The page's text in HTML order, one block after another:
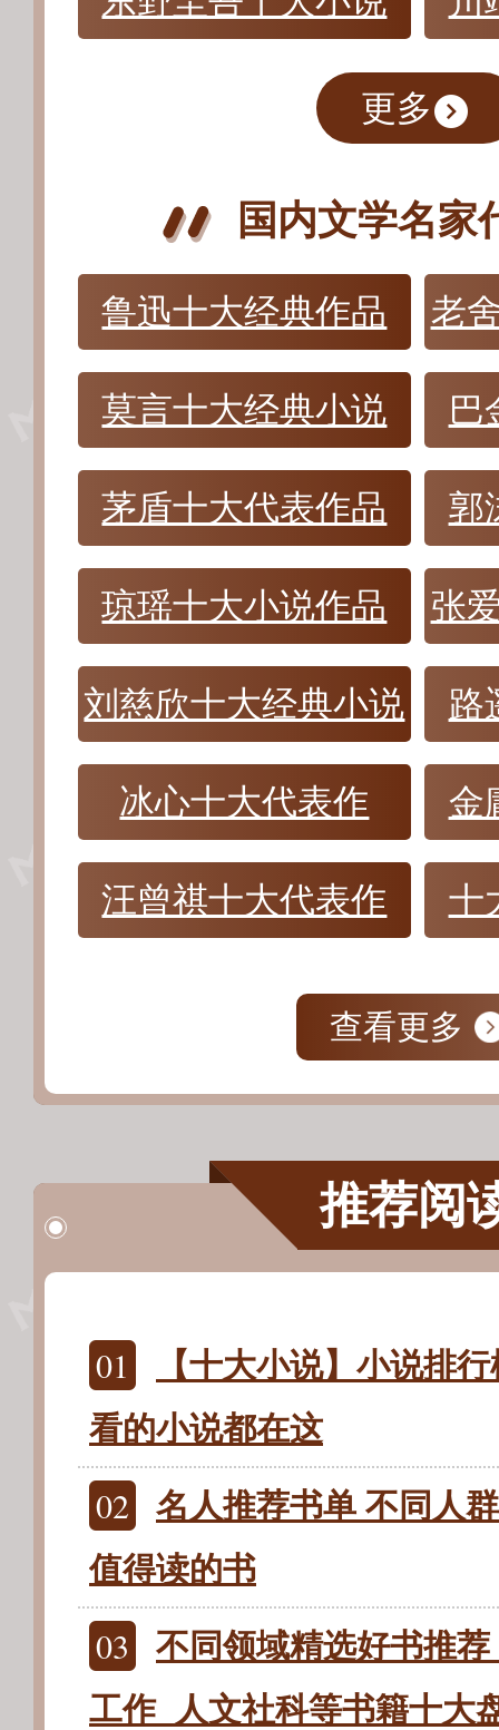
更多
国内文学名家
鲁迅十大经典作品 老
莫言十大经典小说 巴
茅盾十大代表作品 郭
琼瑶十大小说作品 张
刘慈欣十大经典小说 路
冰心十大代表作 金
汪曾祺十大代表作 十
查看更多
推荐阅
01
【十大小说】小说排
看的小说都在这
02
名人推荐书单 不同人
值得读的书
03
不同领域精选好书推
工作_人文社科等书籍十大